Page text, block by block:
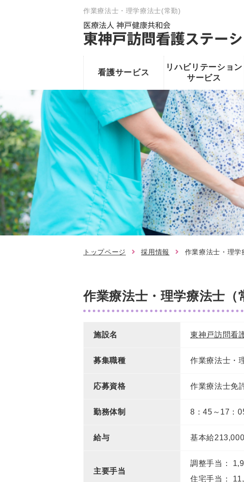
作業療法士・理学療法士(常勤)
看護サービス
リハビリテーション
サービス
トップページ 採用情報 作業療法士・理学
作業療法士・理学療法士（
施設名 東神戸訪問看
募集職種 作業療法士・
応募資格 作業療法士免
勤務体制 8：45～17：
給与 基本給
主要手当
調整手当：
住宅手当：